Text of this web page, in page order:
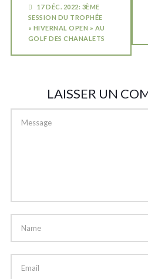
17 DÉC. 2022: 3ÈME
SESSION DU TROPHÉE
« HIVERNAL OPEN » AU
GOLF DES CHANALETS
LAISSER UN